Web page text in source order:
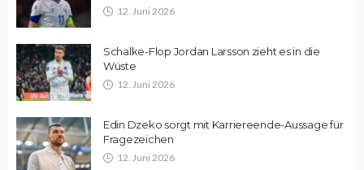
12. Juni 2026
Schalke-Flop Jordan Larsson zieht es in die
Wüste
12. Juni 2026
Edin Dzeko sorgt mit Karriereende-Aussage für
Fragezeichen
12. Juni 2026